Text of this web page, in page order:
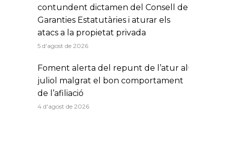
contundent dictamen del Consell de
Garanties Estatutàries i aturar els
atacs a la propietat privada
5 d'agost de 2026
Foment alerta del repunt de l’atur al
juliol malgrat el bon comportament
de l’afiliació
4 d'agost de 2026